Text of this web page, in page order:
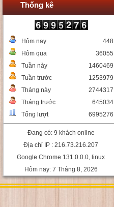
Thống kê
Hôm nay
448
Hôm qua
36055
Tuần này
1460469
Tuần trước
1253979
Tháng này
2744317
Tháng trước
645034
Tổng lượt
6995276
Đang có: 9 khách online
Địa chỉ IP : 216.73.216.207
Google Chrome 131.0.0.0, linux
Hôm nay: 7 Tháng 8, 2026